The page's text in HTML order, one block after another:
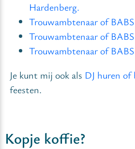
Hardenberg.
Trouwambtenaar of
Trouwambtenaar of
Trouwambtenaar of
Je kunt mij ook als DJ huren of
feesten.
Kopje koffie?